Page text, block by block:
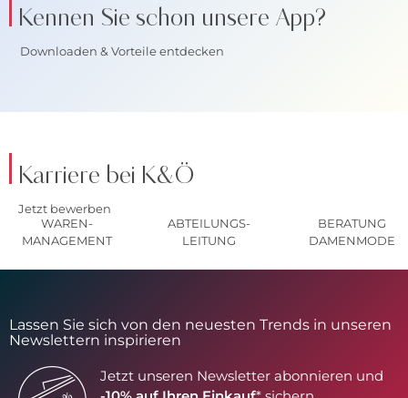
Kennen Sie schon unsere App?
Downloaden & Vorteile entdecken
Karriere bei K&Ö
Jetzt bewerben
WAREN-
MANAGEMENT
ABTEILUNGS-
LEITUNG
BERATUNG
DAMENMODE
Lassen Sie sich von den neuesten Trends in unseren
Newslettern inspirieren
Jetzt unseren Newsletter abonnieren und